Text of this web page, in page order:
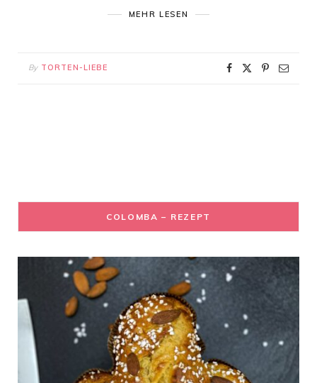
MEHR LESEN
By TORTEN-LIEBE
COLOMBA – REZEPT